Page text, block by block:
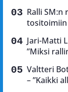
Ralli SM:n
tositoimiin
Jari-Matti
”Miksi
Valtteri
– ”Kaikki